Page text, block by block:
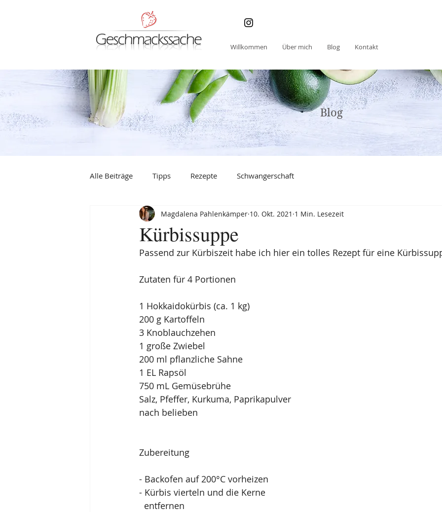
Willkommen Über mich Blog Kontakt
Blog
Alle Beiträge Tipps Rezepte Schwangerschaft
Kürbissuppe
Magdalena Pahlenkämper 10. Okt. 2021 1 Min. Lesezeit
Passend zur Kürbiszeit habe ich hier ein tolles Rezept für eine
Zutaten für 4 Portionen
1 Hokkaidokürbis (ca. 1 kg)
200 g Kartoffeln
3 Knoblauchzehen
1 große Zwiebel
200 ml pflanzliche Sahne
1 EL Rapsöl
750 mL Gemüsebrühe
Salz, Pfeffer, Kurkuma, Paprikapulver
nach belieben
Zubereitung
- Backofen auf 200°C vorheizen
- Kürbis vierteln und die Kerne
  entfernen